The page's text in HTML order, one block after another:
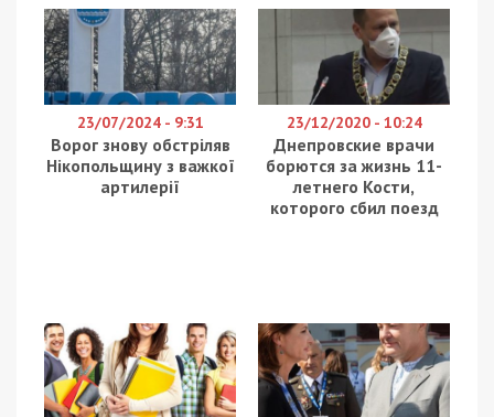
23/07/2024 - 9:31
Ворог знову обстріляв
Нікопольщину з важкої
артилерії
23/12/2020 - 10:24
Днепровские врачи
борются за жизнь 11-
летнего Кости,
которого сбил поезд